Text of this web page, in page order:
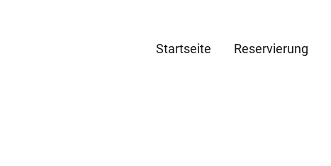
Startseite Reservierung